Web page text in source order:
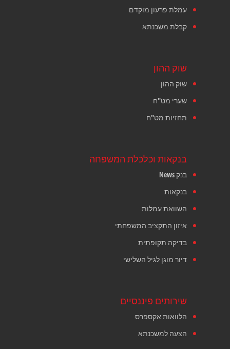
עמלת פרעון מוקדם
קבלת משכנתא
שוק ההון
שוק ההון
שערי מט"ח
תחזיות מט"ח
בנקאות וכלכלת המשפחה
בנק News
בנקאות
השוואת עמלות
איזון התקציב המשפחתי
בדיקה תקופתית
דיור מוגן לגיל השלישי
שירותים פיננסיים
הלוואות אקספרס
הצעה למשכנתא